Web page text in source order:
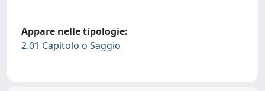
Appare nelle tipologie:
2.01 Capitolo o Saggio